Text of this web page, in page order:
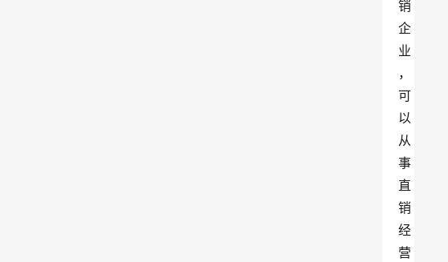
销
企
业
，
可
以
从
事
直
销
经
营